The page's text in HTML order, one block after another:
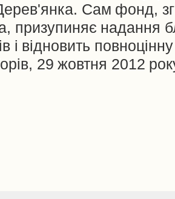
Сам фонд,
призупиняє надання
і відновить
29 жовтня 2012